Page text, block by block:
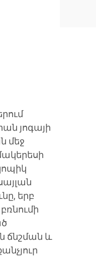
յոգայի
մեջ
երբ
ճնշման և